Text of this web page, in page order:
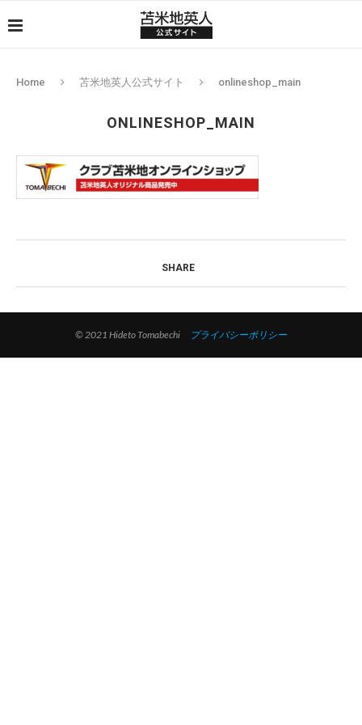
Home 苫米地英人公式サイト onlineshop_main
ONLINESHOP_MAIN
SHARE
© 2021 Hideto Tomabechi プライバシーポリシー